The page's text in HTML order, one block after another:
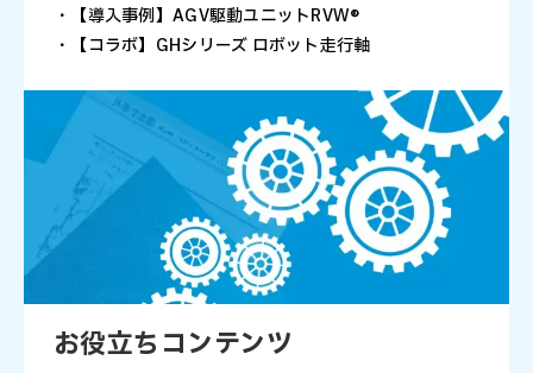
・【導入事例】AGV駆動ユニットRVW®
・【コラボ】GHシリーズ ロボット走行軸
お役立ちコンテンツ